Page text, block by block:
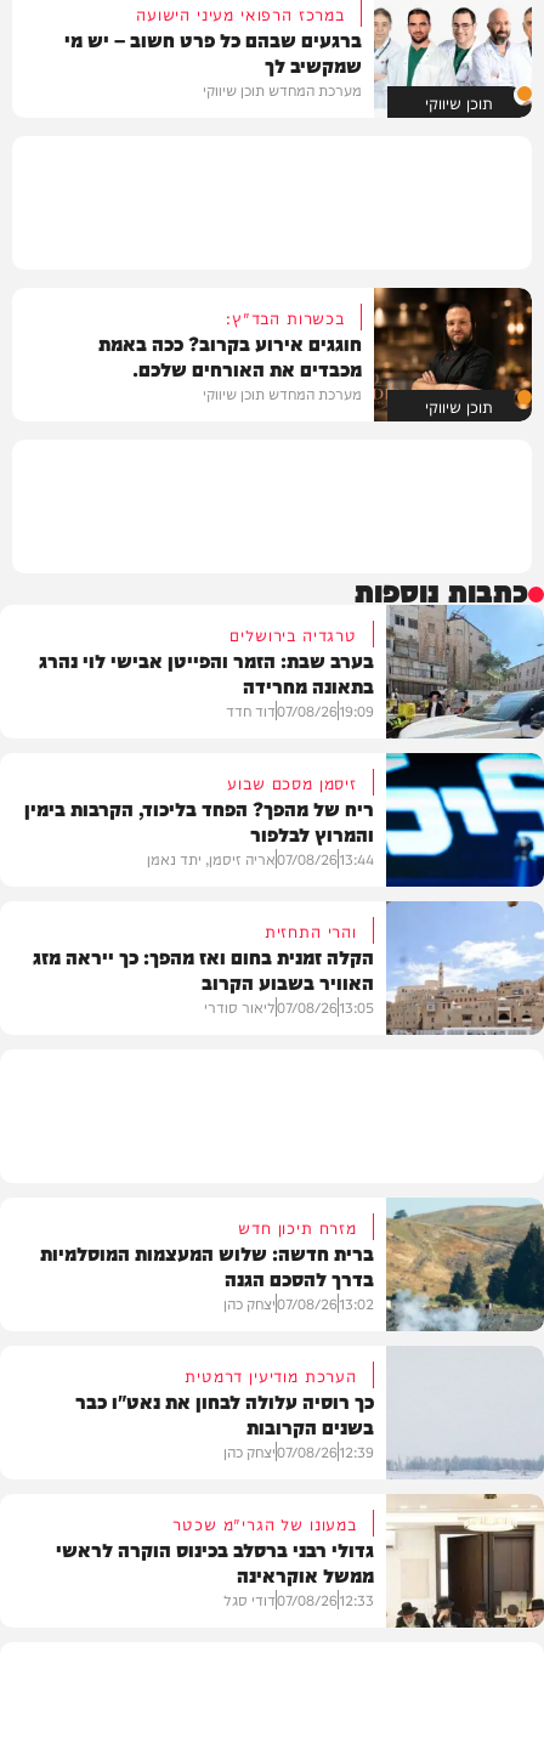
תוכן שיווקי
במרכז הרפואי מעיני הישועה
ברגעים שבהם כל פרט חשוב – יש מי
שמקשיב לך
מערכת המחדש תוכן שיווקי
תוכן שיווקי
בכשרות הבד"ץ:
חוגגים אירוע בקרוב? ככה באמת
מכבדים את האורחים שלכם.
מערכת המחדש תוכן שיווקי
כתבות נוספות
בארץ
טרגדיה בירושלים
בערב שבת: הזמר והפייטן אבישי לוי נהרג
בתאונה מחרידה
19:09
07/08/26דוד חדד
פוליטי
זיסמן מסכם שבוע
ריח של מהפך? הפחד בליכוד, הקרבות בימין
והמרוץ לבלפור
13:44
07/08/26אריה זיסמן, יתד נאמן
והרי התחזית
הקלה זמנית בחום ואז מהפך: כך ייראה מזג
האוויר בשבוע הקרוב
13:05
07/08/26ליאור סודרי
מזרח תיכון חדש
ברית חדשה: שלוש המעצמות המוסלמיות
בדרך להסכם הגנה
13:02
07/08/26יצחק כהן
הערכת מודיעין דרמטית
כך רוסיה עלולה לבחון את נאט"ו כבר
בשנים הקרובות
12:39
07/08/26יצחק כהן
במעונו של הגרי"מ שכטר
גדולי רבני ברסלב בכינוס הוקרה לראשי
ממשל אוקראינה
12:33
07/08/26דודי סגל